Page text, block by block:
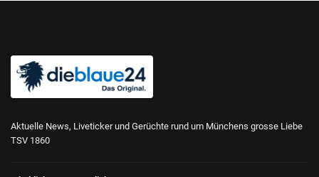
Aktuelle News, Liveticker und Gerüchte rund um Münchens grosse Liebe
TSV 1860